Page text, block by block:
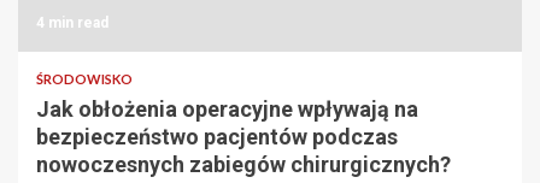
4 min read
ŚRODOWISKO
Jak obłożenia operacyjne wpływają na
bezpieczeństwo pacjentów podczas
nowoczesnych zabiegów chirurgicznych?